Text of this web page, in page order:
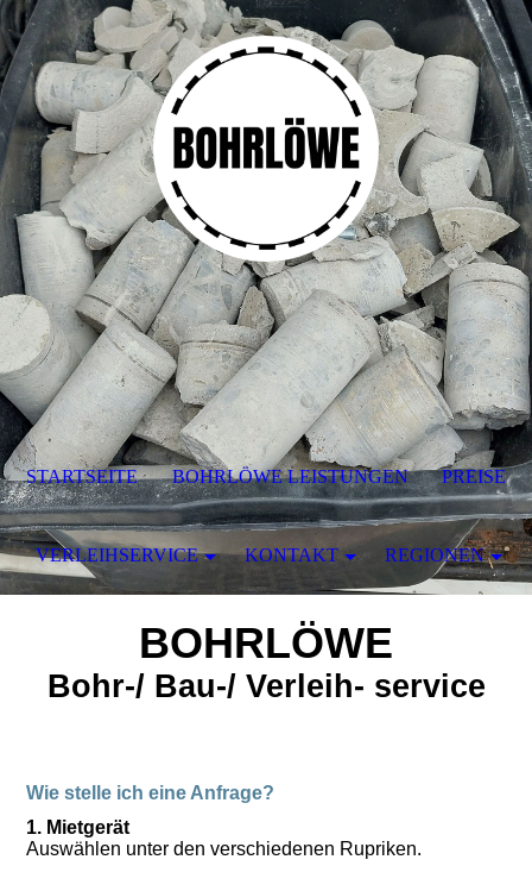
BOHRLÖWE
Bohr-/ Bau-/ Verleih- service
Wie stelle ich eine Anfrage?
1. Mietgerät
Auswählen unter den verschiedenen Rupriken.
STARTSEITE BOHRLÖWE LEISTUNGEN PREISE
VERLEIHSERVICE KONTAKT REGIONEN